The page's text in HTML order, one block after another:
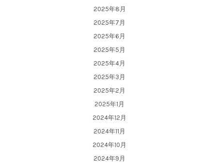
2025年8月
2025年7月
2025年6月
2025年5月
2025年4月
2025年3月
2025年2月
2025年1月
2024年12月
2024年11月
2024年10月
2024年9月